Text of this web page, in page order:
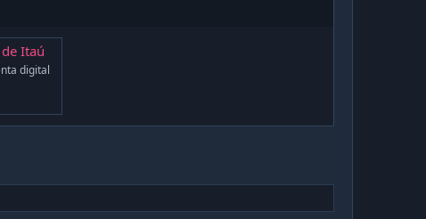
Itaú
digital